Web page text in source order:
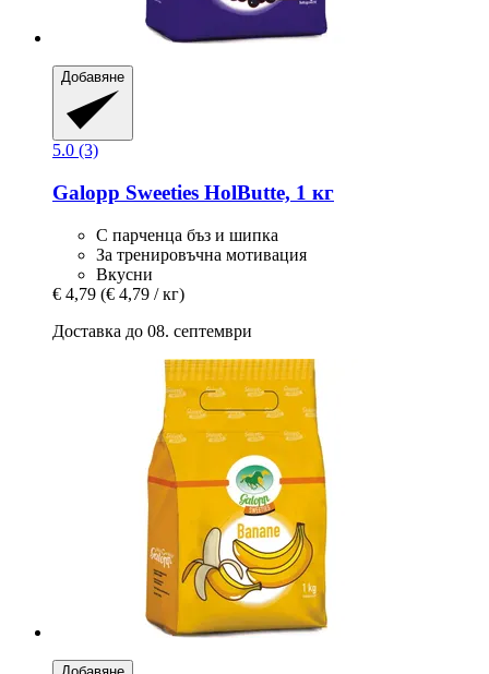
Добавяне
5.0 (3)
Galopp Sweeties HolButte, 1 кг
С парченца бъз и шипка
За тренировъчна мотивация
Вкусни
€ 4,79 (€ 4,79 / кг)
Доставка до 08. септември